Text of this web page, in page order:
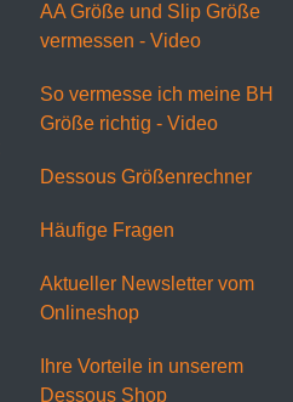
AA Größe und Slip Größe
vermessen - Video
So vermesse ich meine BH
Größe richtig - Video
Dessous Größenrechner
Häufige Fragen
Aktueller Newsletter vom
Onlineshop
Ihre Vorteile in unserem
Dessous Shop